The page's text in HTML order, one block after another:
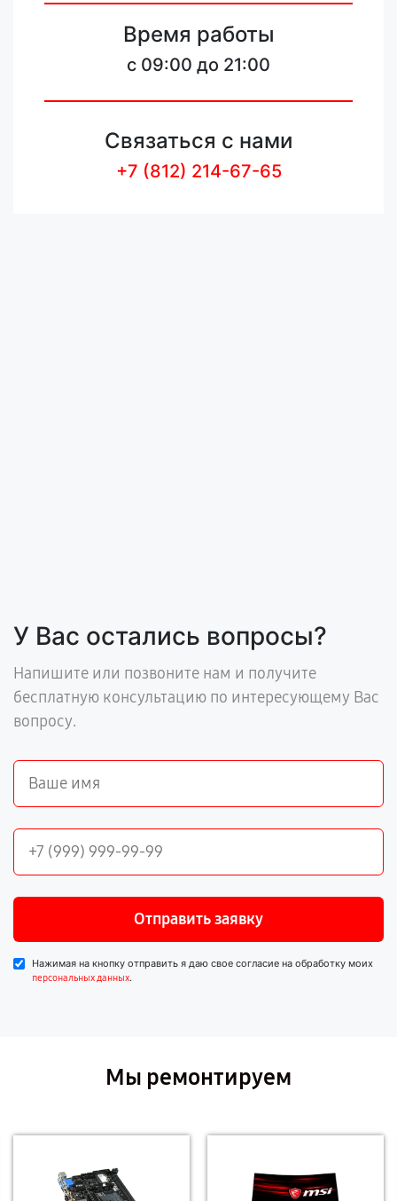
Время работы
c 09:00 до 21:00
Связаться с нами
+7 (812) 214-67-65
У Вас остались вопросы?
Напишите или позвоните нам и получите
бесплатную консультацию по интересующему Вас
вопросу.
Отправить заявку
Нажимая на кнопку отправить я даю свое согласие на обработку моих
персональных данных.
Мы ремонтируем